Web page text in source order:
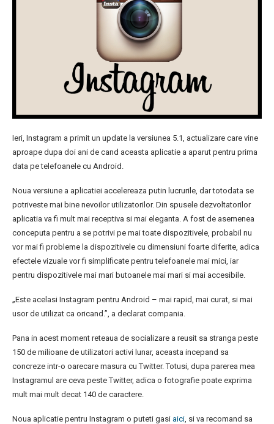
Ieri, Instagram a primit un update la versiunea 5.1, actualizare care vine
aproape dupa doi ani de cand aceasta aplicatie a aparut pentru prima
data pe telefoanele cu Android.
Noua versiune a aplicatiei accelereaza putin lucrurile, dar totodata se
potriveste mai bine nevoilor utilizatorilor. Din spusele dezvoltatorilor
aplicatia va fi mult mai receptiva si mai eleganta. A fost de asemenea
conceputa pentru a se potrivi pe mai toate dispozitivele, probabil nu
vor mai fi probleme la dispozitivele cu dimensiuni foarte diferite, adica
efectele vizuale vor fi simplificate pentru telefoanele mai mici, iar
pentru dispozitivele mai mari butoanele mai mari si mai accesibile.
„Este acelasi Instagram pentru Android – mai rapid, mai curat, si mai
usor de utilizat ca oricand.”, a declarat compania.
Pana in acest moment reteaua de socializare a reusit sa stranga peste
150 de milioane de utilizatori activi lunar, aceasta incepand sa
concreze intr-o oarecare masura cu Twitter. Totusi, dupa parerea mea
Instagramul are ceva peste Twitter, adica o fotografie poate exprima
mult mai mult decat 140 de caractere.
Noua aplicatie pentru Instagram o puteti gasi aici , si va recomand sa